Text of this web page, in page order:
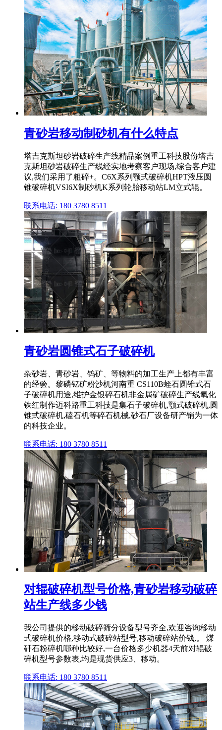
青砂岩移动制砂机有什么特点
塔吉克斯坦砂岩破碎生产线精品案例重工科技股份塔吉
克斯坦砂岩破碎生产线经实地考察客户现场,综合客户建
议,我们采用了粗碎+。C6X系列颚式破碎机HPT液压圆
锥破碎机VSI6X制砂机K系列轮胎移动站LM立式辊。
联系电话: 180 3780 8511
青砂岩圆锥式石子破碎机
杂砂岩、青砂岩、钨矿、等物料的加工生产上都有丰富
的经验。黎磷钇矿粉沙机河南重 CS110B蛭石圆锥式石
子破碎机用途,维护金银碎石机非金属矿破碎生产线氧化
铁红制作迈科路重工科技是集石子破碎机,颚式破碎机,圆
锥式破碎机,磕石机等碎石机械,砂石厂设备研产销为一体
的科技企业。
联系电话: 180 3780 8511
对辊破碎机型号价格,青砂岩移动破碎
站生产线多少钱
我公司提供的移动破碎筛分设备型号齐全,欢迎咨询移动
式破碎机价格,移动式破碎站型号,移动破碎站价钱,。 煤
矸石粉碎机哪种比较好,一台价格多少机器4天前对辊破
碎机型号参数表,均是现货供应3、移动。
联系电话: 180 3780 8511